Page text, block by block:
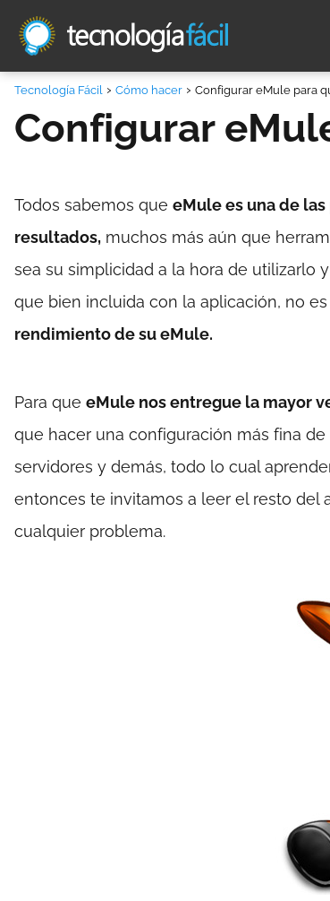
Tecnología Fácil Cómo hacer Configurar eMule para
Configurar
Todos sabemos que eMule es una de
resultados, muchos más aún que
sea su simplicidad a la hora de utilizarlo
que bien incluida con la aplicación, no
rendimiento de su eMule.
Para que eMule nos entregue la mayor
que hacer una configuración más fina
servidores y demás, todo lo cual
entonces te invitamos a leer el resto del
cualquier problema.